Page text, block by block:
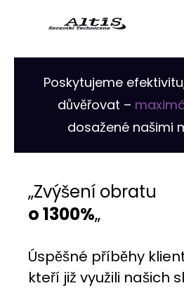
Poskytujeme
důvěřovat –
dosažené našimi
„Zvýšení obratu
o 1300%„
Úspěšné příběhy
kteří již využili našich